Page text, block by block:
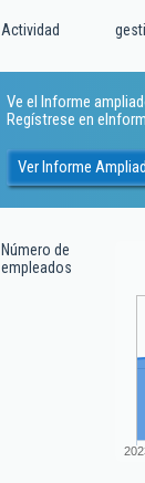
Actividad
Ve el Informe
Regístrese en
Ver Informe
Número de
empleados